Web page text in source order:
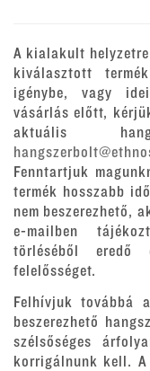
A kialakult
kiválasztott
igénybe, vagy
vásárlás előtt,
aktuális
Fenntartjuk
termék hosszabb
nem beszerezhető,
e-mailben
törléséből eredő
felelősséget.
Felhívjuk továbbá
beszerezhető
szélsőséges
korrigálnunk kell. A